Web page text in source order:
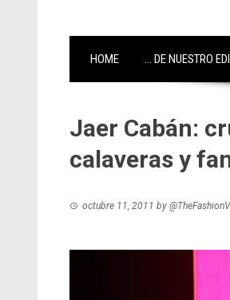
HOME … DE NUESTRO
Jaer Cabán:
calaveras y
octubre 11, 2011 by